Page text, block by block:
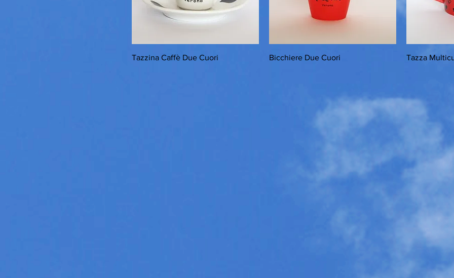
Tazzina Caffè Due Cuori Bicchiere Due Cuori Tazza